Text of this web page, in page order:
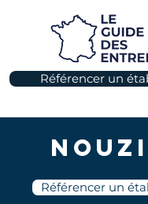
Référencer un
Référencer un